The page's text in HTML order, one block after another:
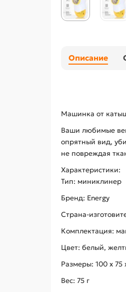
Описание
Машинка от
Ваши любимые
опрятный вид,
не повреждая
Характеристики:
Тип: миниклинер
Бренд: Energy
Страна-
Комплектация:
Цвет: белый,
Размеры: 100 x 75
Вес: 75 г